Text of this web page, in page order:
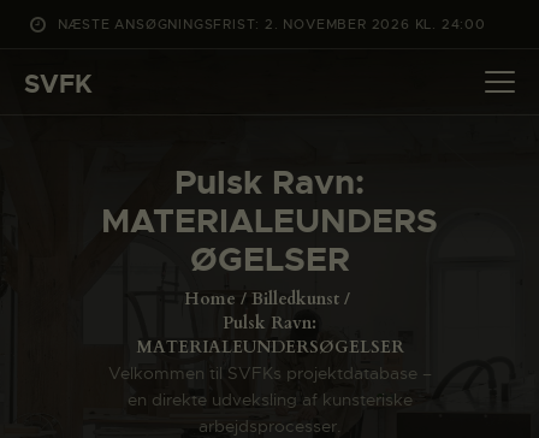
NÆSTE ANSØGNINGSFRIST: 2. NOVEMBER 2026 KL. 24:00
SVFK
Pulsk Ravn:
MATERIALEUNDERS
ØGELSER
Home
Billedkunst
Pulsk Ravn:
MATERIALEUNDERSØGELSER
Velkommen til SVFKs projektdatabase –
en direkte udveksling af kunsteriske
arbejdsprocesser.
DET SKER
PROJEKTER
CHANNEL
ENGLISH